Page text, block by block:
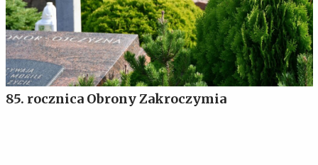
85. rocznica Obrony Zakroczymia